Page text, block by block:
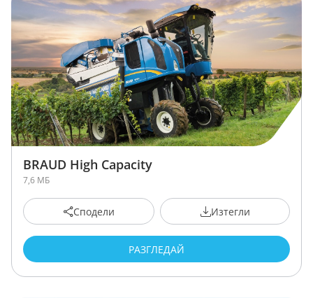
BRAUD High Capacity
7,6 МБ
Сподели Изтегли
РАЗГЛЕДАЙ